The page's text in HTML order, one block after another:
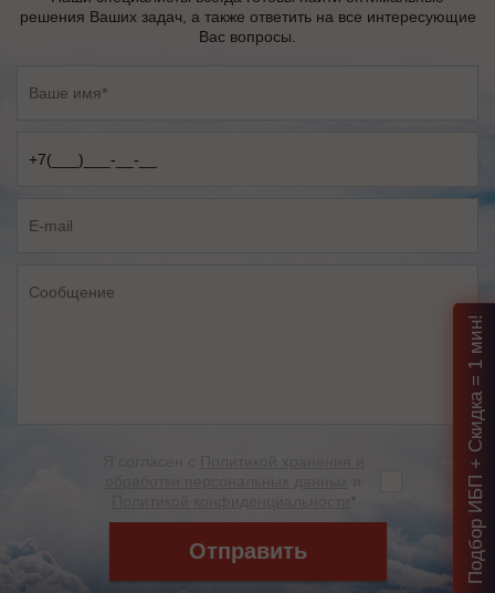
решения Ваших задач, а также ответить на все интересующие
Вас вопросы.
Отправить Подбор ИБП + Скидка = 1 мин!